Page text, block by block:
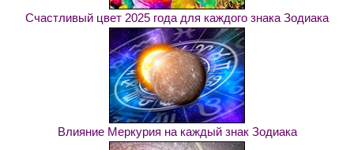
Счастливый цвет 2025 года для каждого знака Зодиака
Влияние Меркурия на каждый знак Зодиака